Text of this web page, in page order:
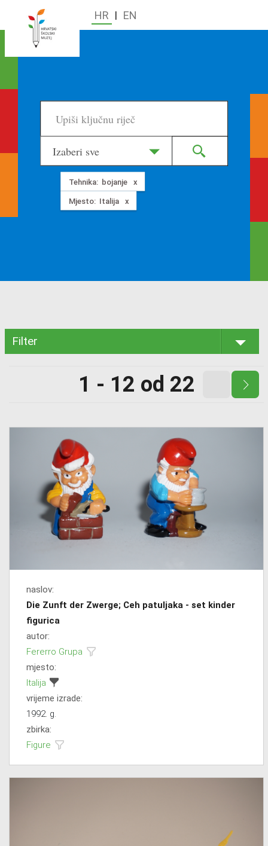
HR | EN
Izaberi sve
Tehnika: bojanje
Mjesto: Italija
Filter
1 - 12 od 22
naslov:
Die Zunft der Zwerge; Ceh patuljaka - set kinder
figurica
autor:
Fererro Grupa
mjesto:
Italija
vrijeme izrade:
1992. g.
zbirka:
Figure